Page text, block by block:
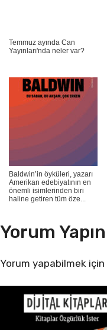
Temmuz ayında Can
Yayınları'nda neler var?
Baldwin’in öyküleri, yazarı
Amerikan edebiyatının en
önemli isimlerinden biri
haline getiren tüm öze...
Yorum Yapın
Yorum yapabilmek için